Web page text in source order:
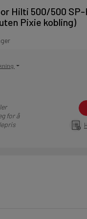
Hilti 500/500 SP-
Pixie kobling)
for å